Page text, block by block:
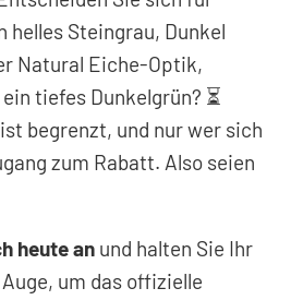
helles Steingrau, Dunkel
Natural Eiche-Optik,
tiefes Dunkelgrün? ⏳
begrenzt, und nur wer sich
zum Rabatt. Also seien
heute an und halten Sie Ihr
um das offizielle